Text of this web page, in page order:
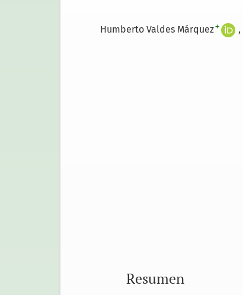
Humberto Valdes Márquez+
Resumen